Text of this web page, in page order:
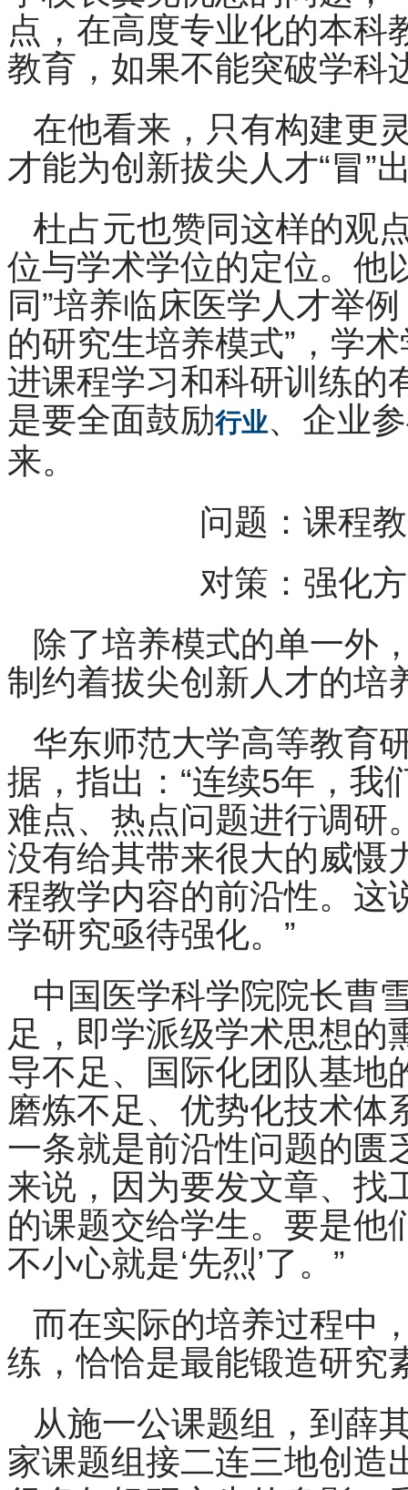
点，在高度专业化的本科
教育，如果不能突破学科
在他看来，只有构建更
才能为创新拔尖人才“冒”
杜占元也赞同这样的观
位与学术学位的定位。他
同”培养临床医学人才举
的研究生培养模式”，学
进课程学习和科研训练的
是要全面鼓励行业、企业
来。
问题：课程
对策：强化
除了培养模式的单一外
制约着拔尖创新人才的培
华东师范大学高等教育
据，指出：“连续5年，我
难点、热点问题进行调研
没有给其带来很大的威慑
程教学内容的前沿性。这
学研究亟待强化。”
中国医学科学院院长曹
足，即学派级学术思想的
导不足、国际化团队基地
磨炼不足、优势化技术体
一条就是前沿性问题的匮
来说，因为要发文章、找
的课题交给学生。要是他
不小心就是‘先烈’了。”
而在实际的培养过程中
练，恰恰是最能锻造研究
从施一公课题组，到薛
家课题组接二连三地创造